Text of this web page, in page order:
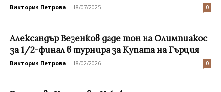
Виктория Петрова - 18/07/2025 0
Александър Везенков даде тон на Олимпиакос
за 1/2-финал в турнира за Купата на Гърция
Виктория Петрова - 18/02/2026 0